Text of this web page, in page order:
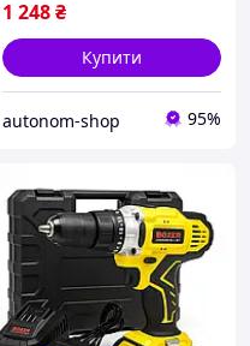
1 248₴
Купити
autonom-shop 95%